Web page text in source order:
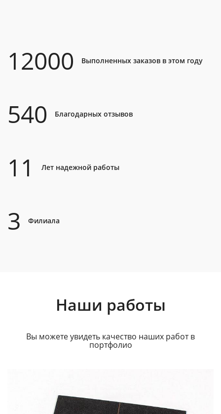
12000 Выполненных заказов в этом году
540 Благодарных отзывов
11 Лет надежной работы
3 Филиала
Наши работы
Вы можете увидеть качество наших работ в
портфолио